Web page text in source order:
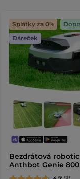
Splátky za 0%
Dáreček
Bezdrátová
Anthbot Genie 800